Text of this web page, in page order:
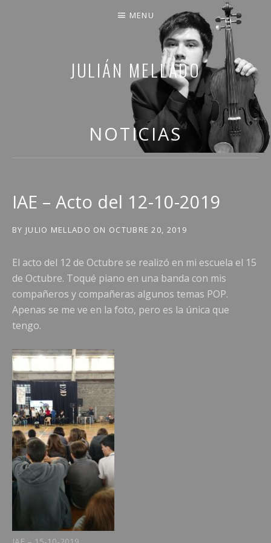
JULIÁN MELLADO
COMPARTO PARTE DE MI VIDA
MENU
NOTICIAS
IAE – Acto del 12-10-2019
BY JULIO MELLADO ON OCTUBRE 20, 2019
El acto del 12 de Octubre se realizó en mi escuela el 15
de Octubre. Toqué piano en una banda con mis
compañeros y compañeras algunos temas POP.
Apenas se me ve en la foto, pero es la única que
tengo.